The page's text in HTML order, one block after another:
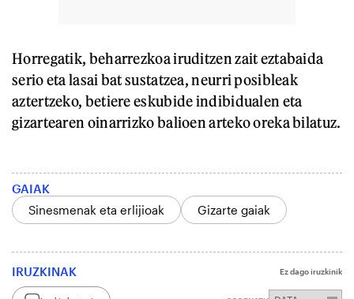
Horregatik, beharrezkoa iruditzen zait eztabaida
serio eta lasai bat sustatzea, neurri posibleak
aztertzeko, betiere eskubide indibidualen eta
gizartearen oinarrizko balioen arteko oreka bilatuz.
GAIAK
Sinesmenak eta erlijioak
Gizarte gaiak
IRUZKINAK Ez dago iruzkinik